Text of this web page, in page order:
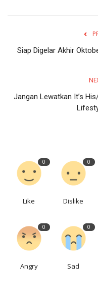
Siap Digelar Akhir
Jangan Lewatkan It’s
0
Like
0
Dislike
0
Angry
0
Sad